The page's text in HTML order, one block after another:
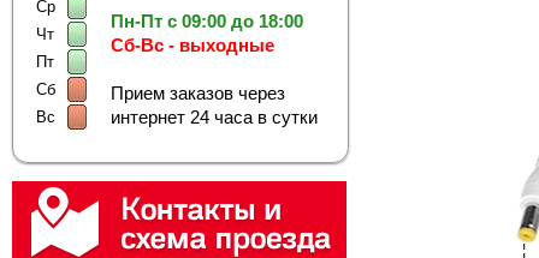
Ср
Чт
Пт
Сб
Вс
Пн-Пт с 09:00 до 18:00
Сб-Вс - выходные
Прием заказов через
интернет 24 часа в сутки